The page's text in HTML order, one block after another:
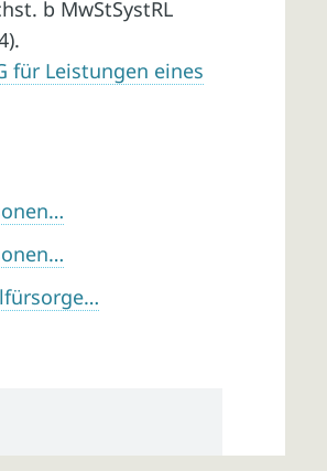
b MwStSystRL
für Leistungen eines